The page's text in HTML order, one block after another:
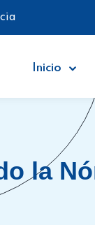
Inicio
la